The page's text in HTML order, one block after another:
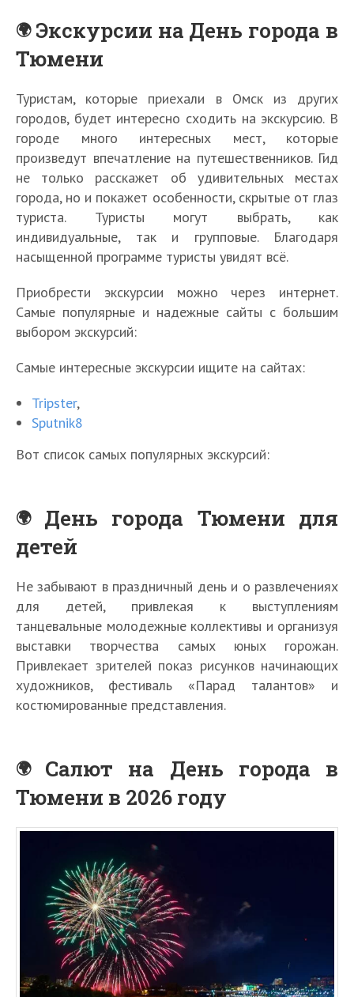
Экскурсии на День города в
Тюмени
Туристам, которые приехали в Омск из других
городов, будет интересно сходить на экскурсию. В
городе много интересных мест, которые
произведут впечатление на путешественников. Гид
не только расскажет об удивительных местах
города, но и покажет особенности, скрытые от глаз
туриста. Туристы могут выбрать, как
индивидуальные, так и групповые. Благодаря
насыщенной программе туристы увидят всё.
Приобрести экскурсии можно через интернет.
Самые популярные и надежные сайты с большим
выбором экскурсий:
Самые интересные экскурсии ищите на сайтах:
Tripster,
Sputnik8
Вот список самых популярных экскурсий:
День города Тюмени для
детей
Не забывают в праздничный день и о развлечениях
для детей, привлекая к выступлениям
танцевальные молодежные коллективы и организуя
выставки творчества самых юных горожан.
Привлекает зрителей показ рисунков начинающих
художников, фестиваль «Парад талантов» и
костюмированные представления.
Салют на День города в
Тюмени в 2026 году